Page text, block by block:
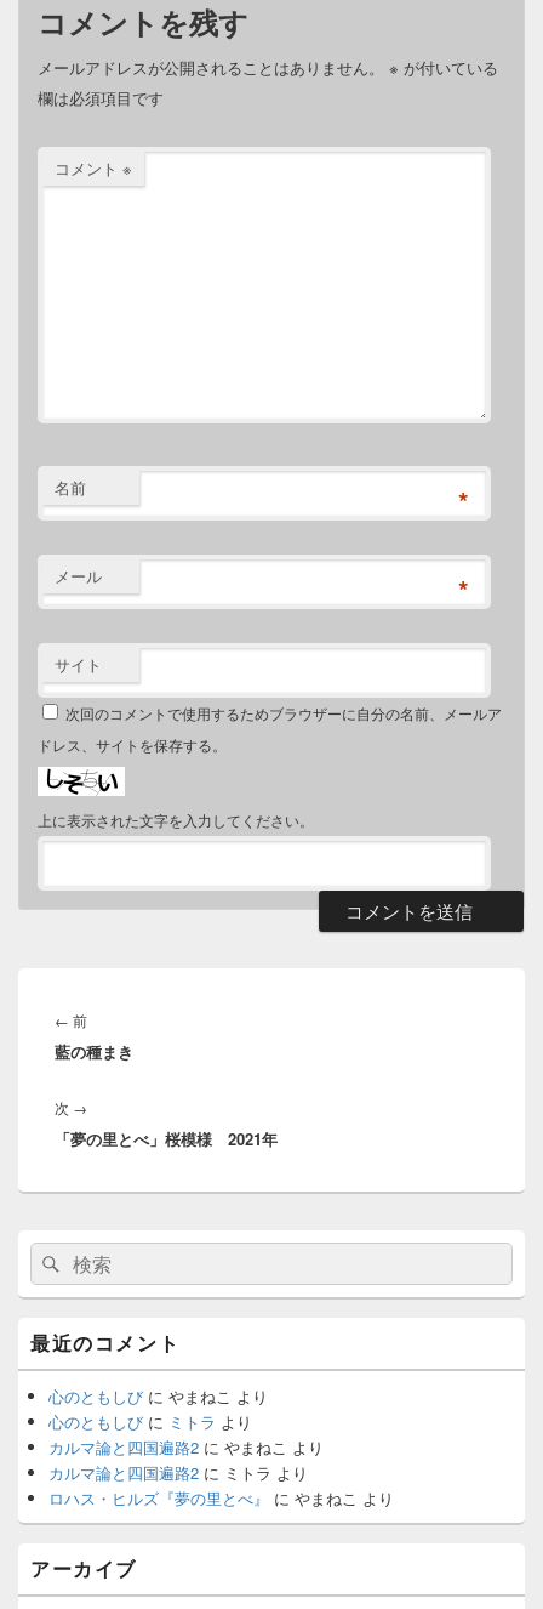
コメントを残す
メールアドレスが公開されることはありません。 ※ が付いている
欄は必須項目です
コメント ※
名前 *
メール *
サイト
次回のコメントで使用するためブラウザーに自分の名前、メールア
ドレス、サイトを保存する。
上に表示された文字を入力してください。
稿
ナ
ゲ
ー
シ
← 前前
の
藍の種まき
次 →
の
稿:
「夢の里とべ」桜模様 2021年
メ
ン
サ
ド
バ
ー
ウ
ジ
ェ
ッ
ト
リ
ア
検
索:
検
索
最近のコメント
心のともしび に やまねこ より
心のともしび に ミトラ より
カルマ論と四国遍路2 に やまねこ より
カルマ論と四国遍路2 に ミトラ より
ロハス・ヒルズ『夢の里とべ』
に やまねこ より
アーカイブ